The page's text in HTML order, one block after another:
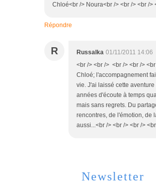
Chloé<br /> Noura<br /> <br /> <br />
Répondre
R Russalka 01/11/2011 14:06
<br /> <br /> <br /> <br />
Chloé; l'accompagnement
vie. J'ai laissé cette
années d'écoute à temps
mais sans regrets. Du
rencontres, de l'émotion, de
aussi...<br /> <br /> <br />
Newsletter